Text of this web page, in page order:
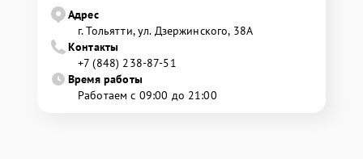
Адрес
г. Тольятти, ул. Дзержинского, 38А
Контакты
+7 (848) 238-87-51
Время работы
Работаем с 09:00 до 21:00